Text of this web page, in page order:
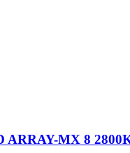
ARRAY-MX 8